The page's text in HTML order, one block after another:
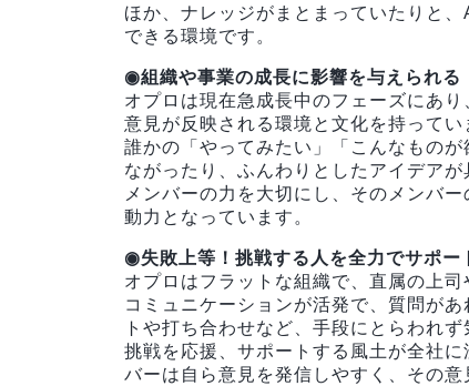
ほか、ナレッジがまとまっていたりと
できる環境です。
◉組織や事業の成長に影響を与えられる
オプロは現在急成長中のフェーズにあ
意見が反映される環境と文化を持ってい
誰かの「やってみたい」「こんなもの
ながったり、ふんわりとしたアイデアが
メンバーの力を大切にし、そのメンバ
動力となっています。
◉失敗上等！挑戦する人を全力でサポー
オプロはフラットな組織で、直属の上
コミュニケーションが活発で、質問が
トや打ち合わせなど、手段にとらわれず
挑戦を応援、サポートする風土が全社
バーは自ら意見を発信しやすく、その